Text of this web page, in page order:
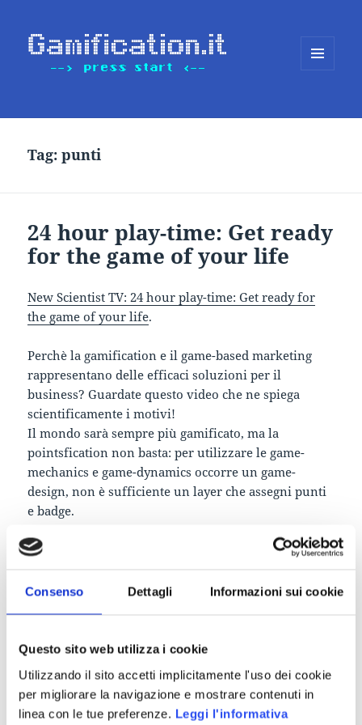
Consenso Dettagli Informazioni sui cookie
Questo sito web utilizza i cookie
Utilizzando il sito accetti implicitamente l'uso dei cookie
per migliorare la navigazione e mostrare contenuti in
linea con le tue preferenze. Leggi l'informativa
Tag:punti
24 hour play-time: Get ready
for the game of your life
New Scientist TV: 24 hour play-time: Get ready for
the game of your life.
Perchè la gamification e il game-based marketing
rappresentano delle efficaci soluzioni per il
business? Guardate questo video che ne spiega
scientificamente i motivi!
Il mondo sarà sempre più gamificato, ma la
pointsfication non basta: per utilizzare le game-
mechanics e game-dynamics occorre un game-
design, non è sufficiente un layer che assegni punti
e badge.